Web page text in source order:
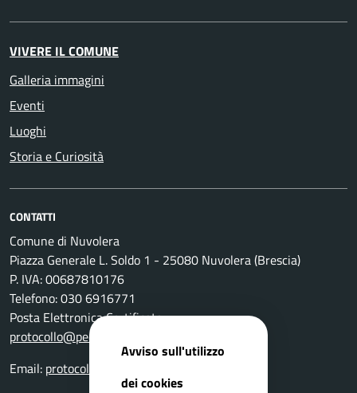
VIVERE IL COMUNE
Galleria immagini
Eventi
Luoghi
Storia e Curiosità
CONTATTI
Comune di Nuvolera
Piazza Generale L. Soldo 1 - 25080 Nuvolera (Brescia)
P. IVA: 00687810176
Telefono: 030 6916771
Posta Elettronica Certificata:
protocollo@pec.comune.nuvolera.bs.it
Email: protocollo@comune.nuvolera.bs.it
Avviso sull'utilizzo
dei cookies